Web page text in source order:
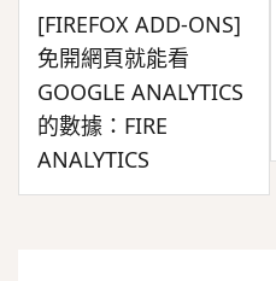
章
導
覽
[FIREFOX ADD-ONS]
免開網頁就能看
GOOGLE ANALYTICS
的數據：FIRE
ANALYTICS